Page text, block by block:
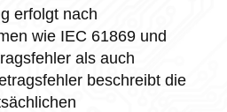
erfolgt nach
wie IEC 61869 und
als auch
beschreibt die